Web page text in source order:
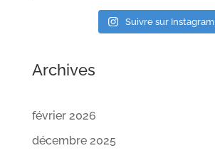
Suivre sur Instagram
Archives
février 2026
décembre 2025